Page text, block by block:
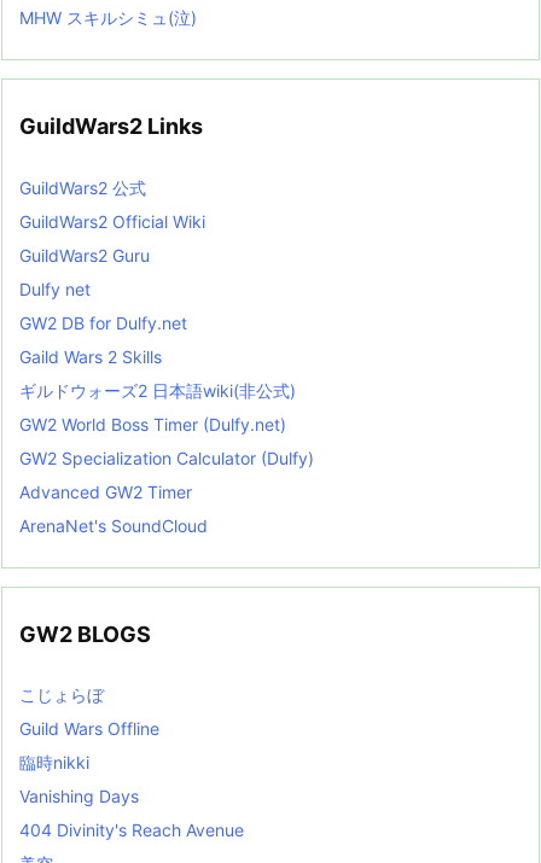
MHW スキルシミュ(泣)
GuildWars2 Links
GuildWars2 公式
GuildWars2 Official Wiki
GuildWars2 Guru
Dulfy net
GW2 DB for Dulfy.net
Gaild Wars 2 Skills
ギルドウォーズ2 日本語wiki(非公式)
GW2 World Boss Timer (Dulfy.net)
GW2 Specialization Calculator (Dulfy)
Advanced GW2 Timer
ArenaNet's SoundCloud
GW2 BLOGS
こじょらぼ
Guild Wars Offline
臨時nikki
Vanishing Days
404 Divinity's Reach Avenue